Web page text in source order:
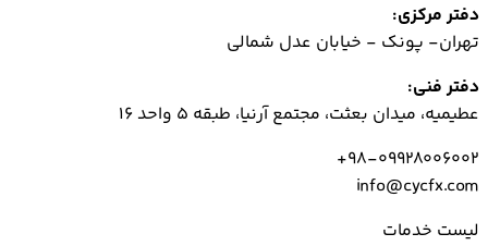
دفتر مرکزی:
تهران- پونک - خیابان عدل شمالی
دفتر فنی:
عطیمیه، میدان بعثت، مجتمع آرنیا، طبقه 5 واحد 16
98-09928006002+
info@cycfx.com
لیست خدمات